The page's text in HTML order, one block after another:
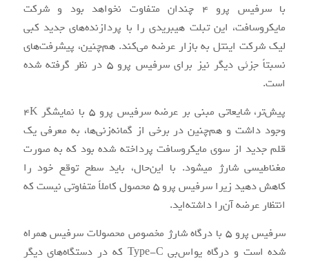
با سرفیس پرو ۴ چندان متفاوت نخواهد بود و شرکت
مایکروسافت، این تبلت هیبریدی را با پردازنده‌های جدید کبی‌
لیک شرکت اینتل به بازار عرضه می‌کند. هم‌چنین، پیشرفت‌های
نسبتاً جزئی دیگر نیز برای سرفیس پرو ۵ در نظر گرفته شده
است.
پیش‌تر، شایعاتی مبنی بر عرضه سرفیس پرو ۵ با نمایشگر ۴K
وجود داشت و هم‌چنین در برخی از گمانه‌زنی‌ها، به معرفی یک
قلم جدید از سوی مایکروسافت پرداخته‌ شده بود که به صورت
مغناطیسی شارژ می‎شود. با این‌حال، باید سطح توقع خود را
کاهش دهید زیرا سرفیس پرو ۵ محصول کاملاً متفاوتی نیست که
انتظار عرضه آن‌را داشته‌اید.
سرفیس پرو ۵ با درگاه شارژ مخصوص محصولات سرفیس همراه
شده است و درگاه یواس‌بی Type-C که در دستگاه‌های دیگر